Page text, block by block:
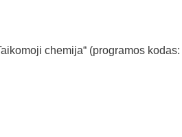
chemija“ (programos kodas: